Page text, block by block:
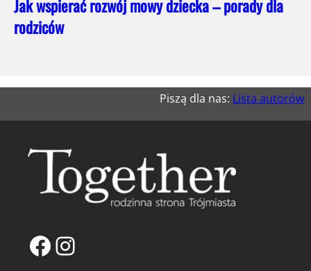
Jak wspierać rozwój mowy dziecka – porady dla
rodziców
Piszą dla nas: Lista autorów
Facebook
Instagram